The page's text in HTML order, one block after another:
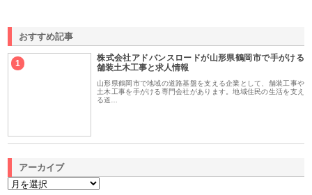
おすすめ記事
1
株式会社アドバンスロードが山形県鶴岡市で手がける
舗装土木工事と求人情報
山形県鶴岡市で地域の道路基盤を支える企業として、舗装工事や
土木工事を手がける専門会社があります。地域住民の生活を支え
る道…
アーカイブ